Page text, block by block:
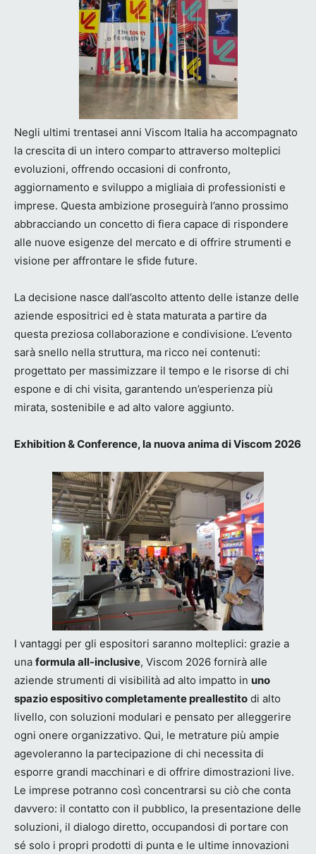
Negli ultimi trentasei anni Viscom Italia ha accompagnato
la crescita di un intero comparto attraverso molteplici
evoluzioni, offrendo occasioni di confronto,
aggiornamento e sviluppo a migliaia di professionisti e
imprese. Questa ambizione proseguirà l’anno prossimo
abbracciando un concetto di fiera capace di rispondere
alle nuove esigenze del mercato e di offrire strumenti e
visione per affrontare le sfide future.
La decisione nasce dall’ascolto attento delle istanze delle
aziende espositrici ed è stata maturata a partire da
questa preziosa collaborazione e condivisione. L’evento
sarà snello nella struttura, ma ricco nei contenuti:
progettato per massimizzare il tempo e le risorse di chi
espone e di chi visita, garantendo un’esperienza più
mirata, sostenibile e ad alto valore aggiunto.
Exhibition & Conference, la nuova anima di Viscom 2026
I vantaggi per gli espositori saranno molteplici: grazie a
una formula all-inclusive, Viscom 2026 fornirà alle
aziende strumenti di visibilità ad alto impatto in uno
spazio espositivo completamente preallestito di alto
livello, con soluzioni modulari e pensato per alleggerire
ogni onere organizzativo. Qui, le metrature più ampie
agevoleranno la partecipazione di chi necessita di
esporre grandi macchinari e di offrire dimostrazioni live.
Le imprese potranno così concentrarsi su ciò che conta
davvero: il contatto con il pubblico, la presentazione delle
soluzioni, il dialogo diretto, occupandosi di portare con
sé solo i propri prodotti di punta e le ultime innovazioni